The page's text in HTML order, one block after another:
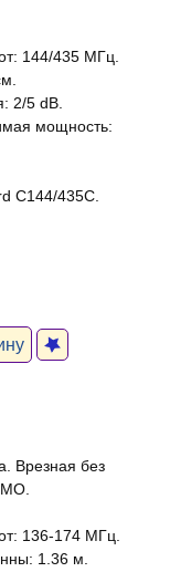
144/435 МГц.
2/5 dB.
мощность:
C144/435C.
Врезная без
136-174 МГц.
1.36 м.